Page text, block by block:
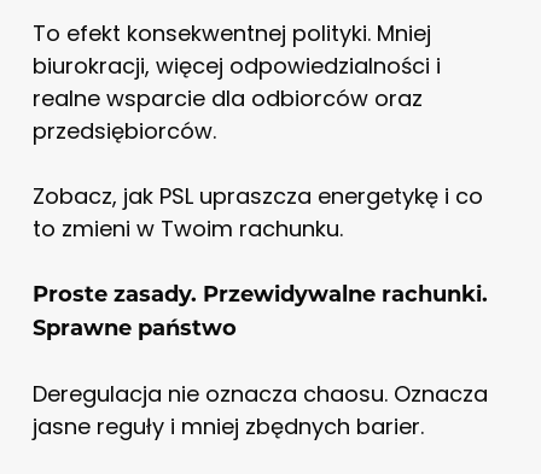
To efekt konsekwentnej polityki. Mniej
biurokracji, więcej odpowiedzialności i
realne wsparcie dla odbiorców oraz
przedsiębiorców.
Zobacz, jak PSL upraszcza energetykę i co
to zmieni w Twoim rachunku.
Proste zasady. Przewidywalne rachunki.
Sprawne państwo
Deregulacja nie oznacza chaosu. Oznacza
jasne reguły i mniej zbędnych barier.